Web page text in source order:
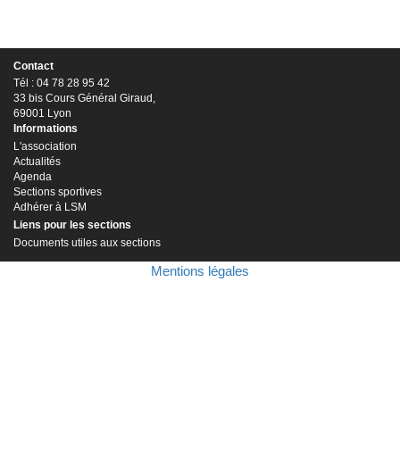
Contact
Tél : 04 78 28 95 42
33 bis Cours Général Giraud,
69001 Lyon
Informations
L'association
Actualités
Agenda
Sections sportives
Adhérer à LSM
Liens pour les sections
Documents utiles aux sections
Mentions légales